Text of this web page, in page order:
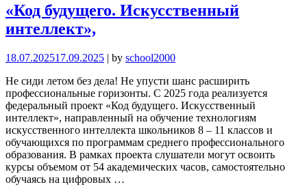
«Код будущего. Искусственный
интеллект»,
18.07.202517.09.2025 | by school2000
Не сиди летом без дела! Не упусти шанс расширить
профессиональные горизонты. С 2025 года реализуется
федеральный проект «Код будущего. Искусственный
интеллект», направленный на обучение технологиям
искусственного интеллекта школьников 8 – 11 классов и
обучающихся по программам среднего профессионального
образования. В рамках проекта слушатели могут освоить
курсы объемом от 54 академических часов, самостоятельно
обучаясь на цифровых …